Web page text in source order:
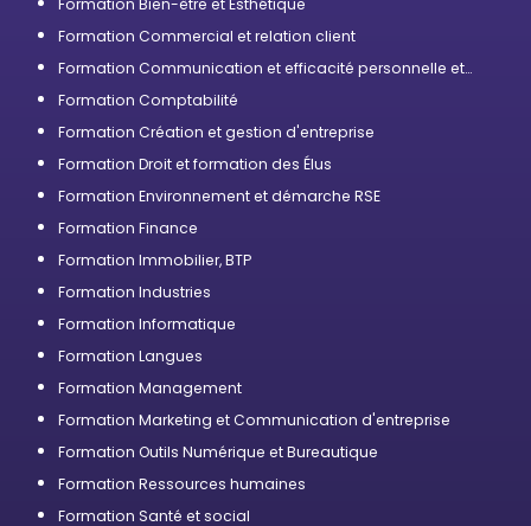
Formation Bien-être et Esthétique
Formation Commercial et relation client
Formation Communication et efficacité personnelle et
Formation Comptabilité
Formation Création et gestion d'entreprise
Formation Droit et formation des Élus
Formation Environnement et démarche RSE
Formation Finance
Formation Immobilier, BTP
Formation Industries
Formation Informatique
Formation Langues
Formation Management
Formation Marketing et Communication d'entreprise
Formation Outils Numérique et Bureautique
Formation Ressources humaines
Formation Santé et social